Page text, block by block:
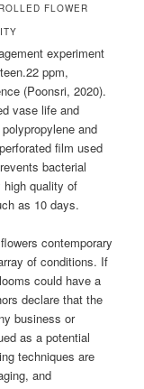
FLOWER
experiment
ppm,
(Poonsri, 2020).
vase life and
and
film used
bacterial
high quality of
as 10 days.
contemporary
of conditions. If
could have a
declare that the
business or
as a potential
techniques are
and